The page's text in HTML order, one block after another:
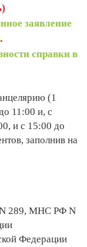
заявление
.
справки в
(1
11:00 и, с
и с 15:00 до
заполнив на
N 289, МНС РФ N
Федерации